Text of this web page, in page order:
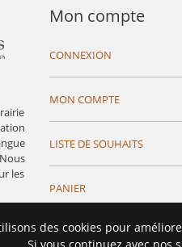
les
Mon compte
CONNEXION
MON COMPTE
LISTE DE SOUHAITS
PANIER
des cookies pour